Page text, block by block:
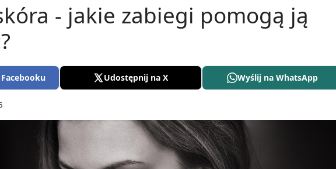
- jakie zabiegi pomogą ją
Udostępnij na X Wyślij na WhatsApp